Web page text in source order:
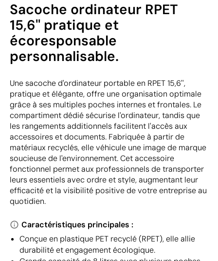
Sacoche ordinateur RPET
15,6'' pratique et
écoresponsable
personnalisable.
Une sacoche d'ordinateur portable en RPET 15,6'',
pratique et élégante, offre une organisation optimale
grâce à ses multiples poches internes et frontales. Le
compartiment dédié sécurise l'ordinateur, tandis que
les rangements additionnels facilitent l'accès aux
accessoires et documents. Fabriquée à partir de
matériaux recyclés, elle véhicule une image de marque
soucieuse de l'environnement. Cet accessoire
fonctionnel permet aux professionnels de transporter
leurs essentiels avec ordre et style, augmentant leur
efficacité et la visibilité positive de votre entreprise au
quotidien.
Caractéristiques principales :
Conçue en plastique PET recyclé (RPET), elle allie
durabilité et engagement écologique.